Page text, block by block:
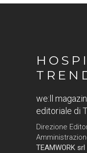
we:ll
editoriale di
Direzione
TEAMWORK srl